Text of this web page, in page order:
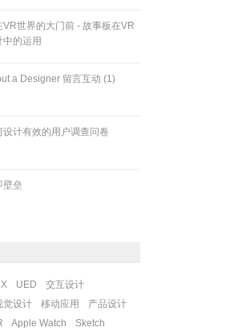
VR世界的大门前 - 故事板在VR
中的运用
a Designer 留言互动 (1)
设计有效的用户调查问卷
壁垒
UED
交互设计
觉设计 移动应用
产品设计
Apple Watch
Sketch